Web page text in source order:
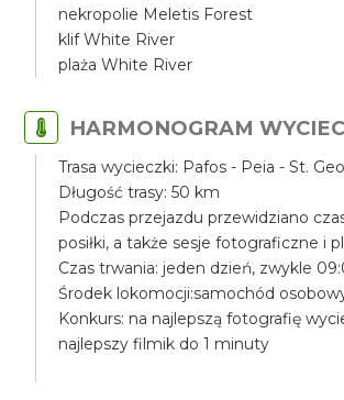
nekropolie Meletis Forest
klif White River
plaża White River
HARMONOGRAM
Trasa wycieczki: Pafos - Peia - St.
Długość trasy: 50 km
Podczas przejazdu przewidziano
posiłki, a także sesje fotograficzne i
Czas trwania: jeden dzień, zwykle
Środek lokomocji:samochód
Konkurs: na najlepszą fotografię
najlepszy filmik do 1 minuty